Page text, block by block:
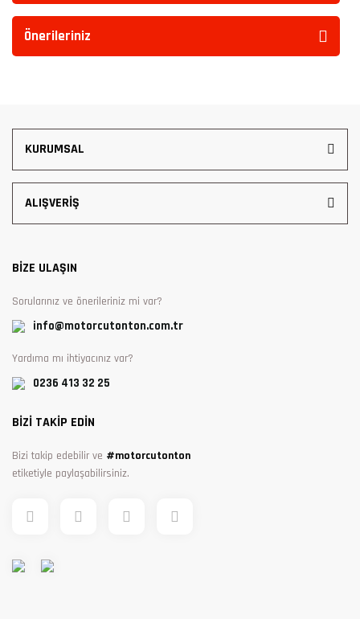
Önerileriniz
KURUMSAL
ALIŞVERİŞ
BİZE ULAŞIN
Sorularınız ve önerileriniz mi var?
info@motorcutonton.com.tr
Yardıma mı ihtiyacınız var?
0236 413 32 25
BİZİ TAKİP EDİN
Bizi takip edebilir ve #motorcutonton
etiketiyle paylaşabilirsiniz.